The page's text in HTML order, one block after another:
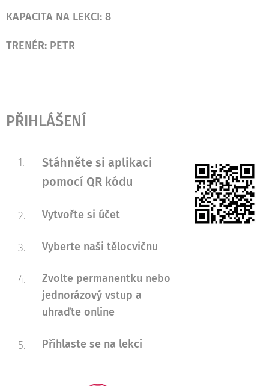
KAPACITA NA LEKCI: 8
TRENÉR: PETR
PŘIHLÁŠENÍ
Stáhněte si aplikaci
pomocí QR kódu
Vytvořte si účet
Vyberte naši tělocvičnu
Zvolte permanentku nebo
jednorázový vstup a
uhraďte online
Přihlaste se na lekci